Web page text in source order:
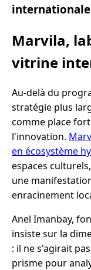
internationale
Marvila,
vitrine
Au-delà du
stratégie plus
comme place
l'innovation.
en écosystème
espaces
une
enracinement
Anel Imanbay,
insiste sur la
: il ne s'agirait
prisme pour